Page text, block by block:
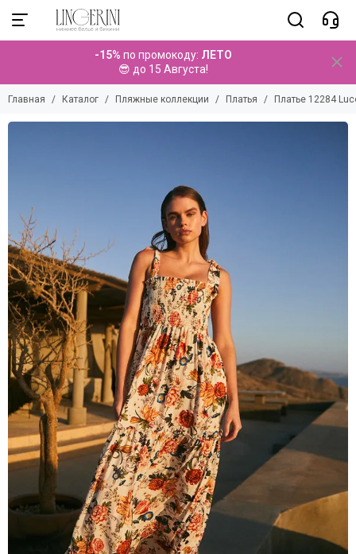
Пляжные коллекции
Смотреть все товары
Купальники
Парео
Брюки
Комплекты
Шорты
Юбки
Аксессуары
Детские коллекции
Мужские коллекции
-15% по промокоду: ЛЕТО
😎 до 15 Августа!
Главная Каталог Пляжные коллекции Платья Платье 12284